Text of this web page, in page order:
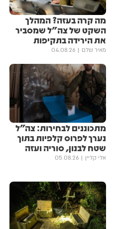
מה קרה בעזה? המהלך
השקט של צה"ל שמסביר
את הירידה בתקיפות
מאיר שלם 04.08.26
מתכוננים לבחירות: צה״ל
נערך לפרוס קלפיות בתוך
שטח לבנון, סוריה ועזה
אלי קליין 05.08.26